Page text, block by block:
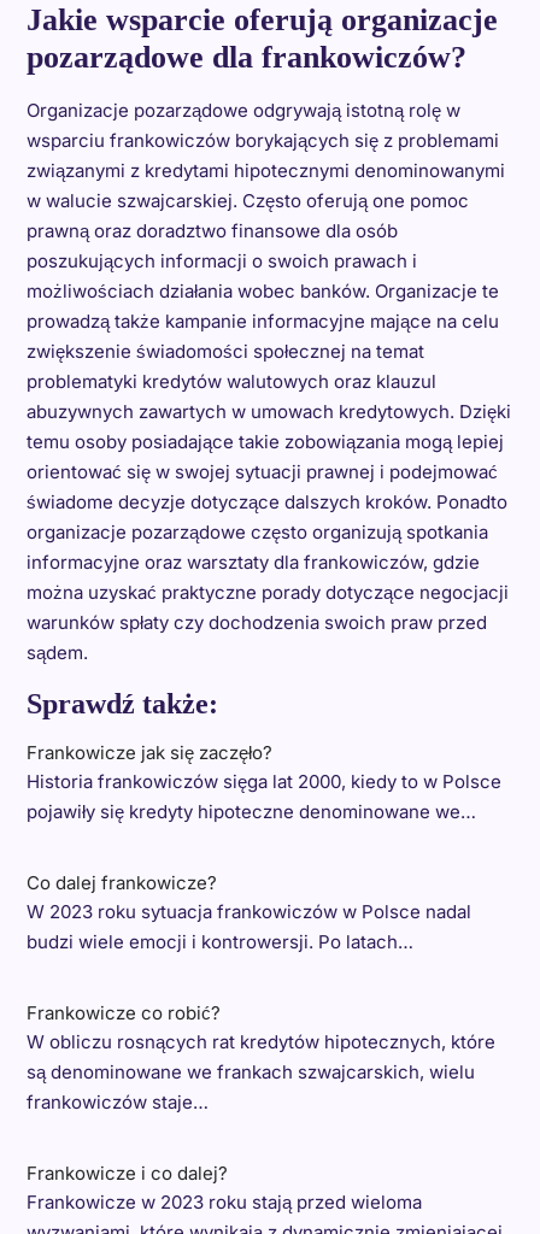
Jakie wsparcie oferują organizacje
pozarządowe dla frankowiczów?
Organizacje pozarządowe odgrywają istotną rolę w
wsparciu frankowiczów borykających się z problemami
związanymi z kredytami hipotecznymi denominowanymi
w walucie szwajcarskiej. Często oferują one pomoc
prawną oraz doradztwo finansowe dla osób
poszukujących informacji o swoich prawach i
możliwościach działania wobec banków. Organizacje te
prowadzą także kampanie informacyjne mające na celu
zwiększenie świadomości społecznej na temat
problematyki kredytów walutowych oraz klauzul
abuzywnych zawartych w umowach kredytowych. Dzięki
temu osoby posiadające takie zobowiązania mogą lepiej
orientować się w swojej sytuacji prawnej i podejmować
świadome decyzje dotyczące dalszych kroków. Ponadto
organizacje pozarządowe często organizują spotkania
informacyjne oraz warsztaty dla frankowiczów, gdzie
można uzyskać praktyczne porady dotyczące negocjacji
warunków spłaty czy dochodzenia swoich praw przed
sądem.
Sprawdź także:
Frankowicze jak się zaczęło?
Historia frankowiczów sięga lat 2000, kiedy to w Polsce
pojawiły się kredyty hipoteczne denominowane we…
Co dalej frankowicze?
W 2023 roku sytuacja frankowiczów w Polsce nadal
budzi wiele emocji i kontrowersji. Po latach…
Frankowicze co robić?
W obliczu rosnących rat kredytów hipotecznych, które
są denominowane we frankach szwajcarskich, wielu
frankowiczów staje…
Frankowicze i co dalej?
Frankowicze w 2023 roku stają przed wieloma